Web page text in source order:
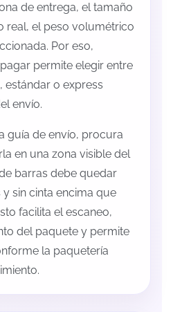
de entrega, el tamaño
real, el peso volumétrico
Por eso,
permite elegir entre
o express
envío.
guía de envío, procura
en una zona visible del
barras debe quedar
sin cinta encima que
facilita el escaneo,
del paquete y permite
la paquetería